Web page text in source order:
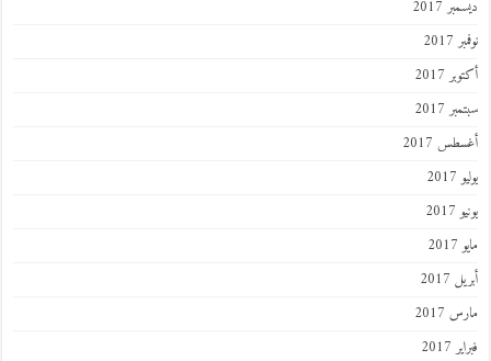
ديسمبر 2017
نوفمبر 2017
أكتوبر 2017
سبتمبر 2017
أغسطس 2017
يوليو 2017
يونيو 2017
مايو 2017
أبريل 2017
مارس 2017
فبراير 2017